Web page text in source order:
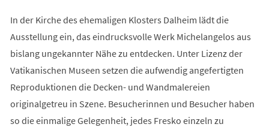
In der Kirche des ehemaligen Klosters Dalheim lädt die
Ausstellung ein, das eindrucksvolle Werk Michelangelos aus
bislang ungekannter Nähe zu entdecken. Unter Lizenz der
Vatikanischen Museen setzen die aufwendig angefertigten
Reproduktionen die Decken- und Wandmalereien
originalgetreu in Szene. Besucherinnen und Besucher haben
so die einmalige Gelegenheit, jedes Fresko einzeln zu